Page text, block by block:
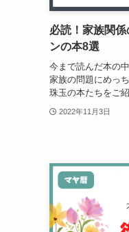
必読！家族関
ンの本8選
今まで読んだ本の
家族の問題にめっ
珠玉の本たちをご紹
2022年11月3日